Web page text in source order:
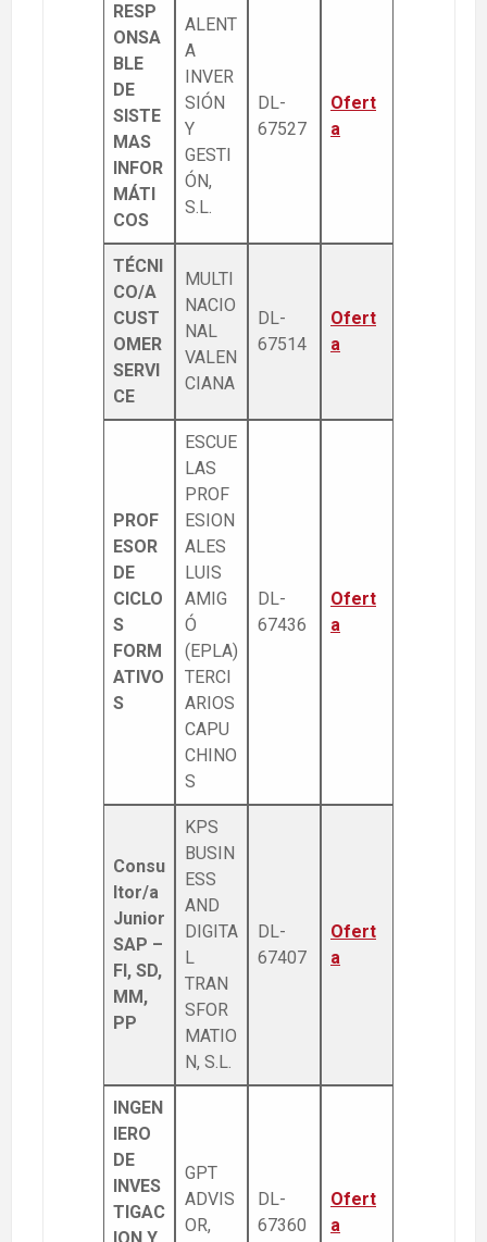
RESP
ONSA
BLE
DE
SISTE
MAS
INFOR
MÁTI
COS
ALENT
A
INVER
SIÓN
Y
GESTI
ÓN,
S.L.
DL-
67527
Ofert
a
TÉCNI
CO/A
CUST
OMER
SERVI
CE
MULTI
NACIO
NAL
VALEN
CIANA
DL-
67514
Ofert
a
PROF
ESOR
DE
CICLO
S
FORM
ATIVO
S
ESCUE
LAS
PROF
ESION
ALES
LUIS
AMIG
Ó
(EPLA)
TERCI
ARIOS
CAPU
CHINO
S
DL-
67436
Ofert
a
Consu
ltor/a
Junior
SAP –
FI, SD,
MM,
PP
KPS
BUSIN
ESS
AND
DIGITA
L
TRAN
SFOR
MATIO
N, S.L.
DL-
67407
Ofert
a
INGEN
IERO
DE
INVES
TIGAC
GPT
ADVIS
OR,
DL-
67360
Ofert
a